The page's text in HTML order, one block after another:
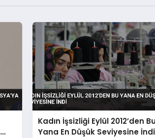
Kadın İşsizliği Eylül 2012’den
Yana En Düşük Seviyesine İndi